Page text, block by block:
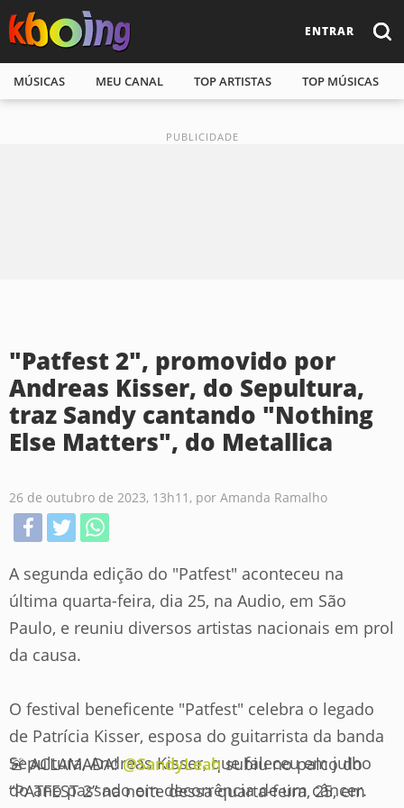
ENTRAR
MÚSICAS MEU CANAL TOP ARTISTAS TOP MÚSICAS
"Patfest 2", promovido por
Andreas Kisser, do Sepultura,
traz Sandy cantando "Nothing
Else Matters", do Metallica
26 de outubro de 2023, 13h11, por Amanda Ramalho
A segunda edição do "Patfest" aconteceu na
última quarta-feira, dia 25, na Audio, em São
Paulo, e reuniu diversos artistas nacionais em prol
da causa.
O festival beneficente "Patfest" celebra o legado
de Patrícia Kisser, esposa do guitarrista da banda
Sepultura, Andreas Kisser, que faleceu em julho
do ano passado em decorrência de um câncer.
🚨 ACLAMADA!@SandyLeahsubiu no palco do
“PATFEST 2” na noite dessa quarta-feira, 25, em